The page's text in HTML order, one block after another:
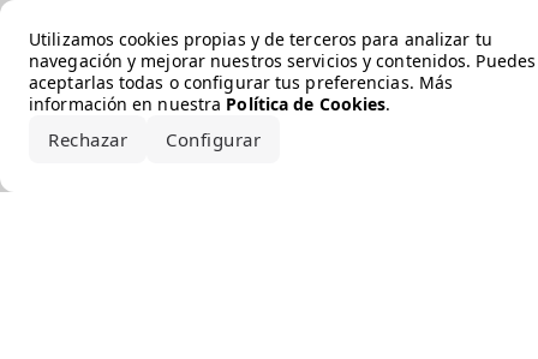
Utilizamos cookies propias y de terceros para analizar tu
navegación y mejorar nuestros servicios y contenidos. Puedes
aceptarlas todas o configurar tus preferencias. Más
información en nuestra Política de Cookies.
Rechazar Configurar
Error loading the brand